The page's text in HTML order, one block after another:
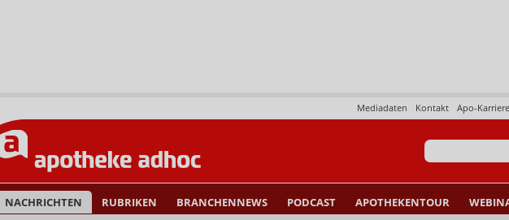
Apo-Karriere
Kontakt
Mediadaten
NACHRICHTEN RUBRIKEN BRANCHENNEWS PODCAST APOTHEKENTOUR